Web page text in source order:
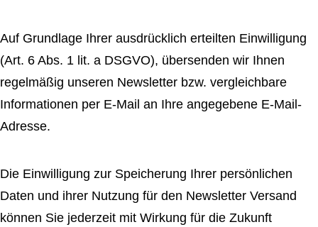
Auf Grundlage Ihrer ausdrücklich erteilten Einwilligung
(Art. 6 Abs. 1 lit. a DSGVO), übersenden wir Ihnen
regelmäßig unseren Newsletter bzw. vergleichbare
Informationen per E-Mail an Ihre angegebene E-Mail-
Adresse.
Die Einwilligung zur Speicherung Ihrer persönlichen
Daten und ihrer Nutzung für den Newsletter Versand
können Sie jederzeit mit Wirkung für die Zukunft